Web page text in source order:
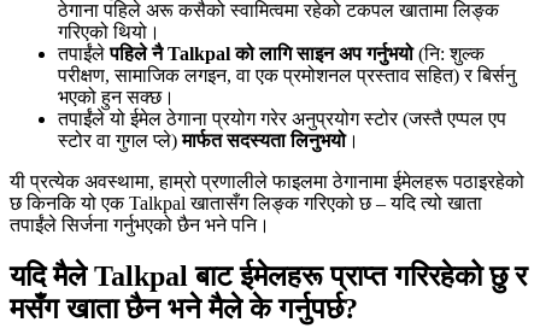
ठेगाना पहिले अरू कसैको स्वामित्वमा रहेको टकपल खातामा लिङ्क
गरिएको थियो।
तपाईंलेपहिले नै Talkpal को लागि साइन अप गर्नुभयो(नि: शुल्क
परीक्षण, सामाजिक लगइन, वा एक प्रमोशनल प्रस्ताव सहित) र बिर्सनु
भएको हुन सक्छ।
तपाईंले यो ईमेल ठेगाना प्रयोग गरेर अनुप्रयोग स्टोर (जस्तै एप्पल एप
स्टोर वा गुगल प्ले)मार्फत सदस्यता लिनुभयो।
यी प्रत्येक अवस्थामा, हाम्रो प्रणालीले फाइलमा ठेगानामा ईमेलहरू पठाइरहेको
छ किनकि यो एक Talkpal खातासँग लिङ्क गरिएको छ – यदि त्यो खाता
तपाईंले सिर्जना गर्नुभएको छैन भने पनि।
यदि मैले Talkpal बाट ईमेलहरू प्राप्त गरिरहेको छु र
मसँग खाता छैन भने मैले के गर्नुपर्छ?